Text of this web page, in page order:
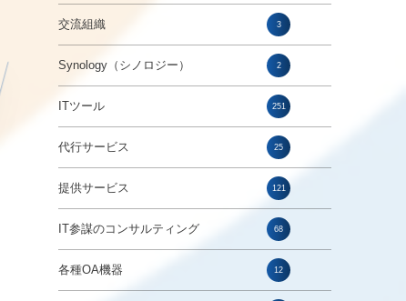
交流組織 3
Synology（シノロジー） 2
ITツール 251
代行サービス 25
提供サービス 121
IT参謀のコンサルティング 68
各種OA機器 12